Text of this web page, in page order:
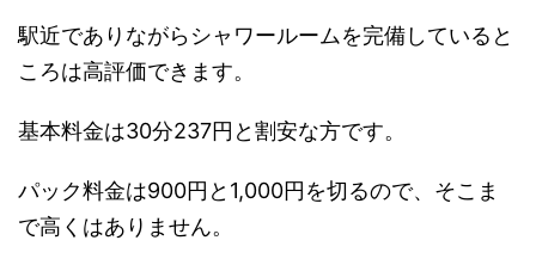
駅近でありながらシャワールームを完備していると
ころは高評価できます。
基本料金は30分237円と割安な方です。
パック料金は900円と1,000円を切るので、そこま
で高くはありません。